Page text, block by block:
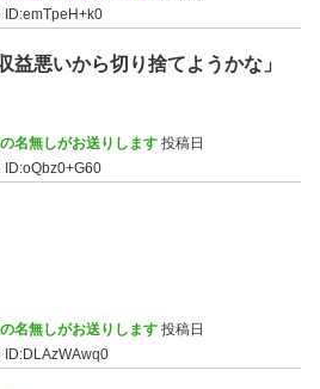
ID:emTpeH+k0
益悪いから切り捨てようかな」
名無しがお送りします 投稿日
ID:oQbz0+G60
名無しがお送りします 投稿日
ID:DLAzWAwq0